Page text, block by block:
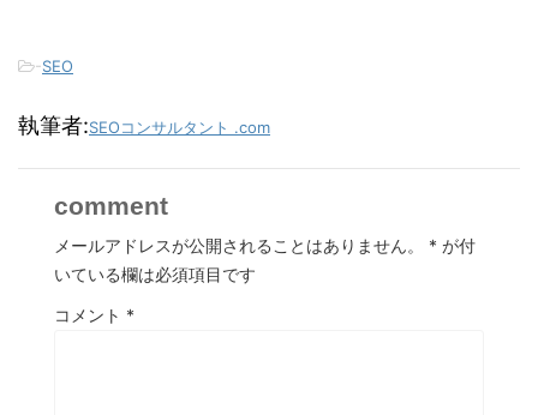
-SEO
執筆者:SEOコンサルタント .com
comment
メールアドレスが公開されることはありません。 * が付
いている欄は必須項目です
コメント *